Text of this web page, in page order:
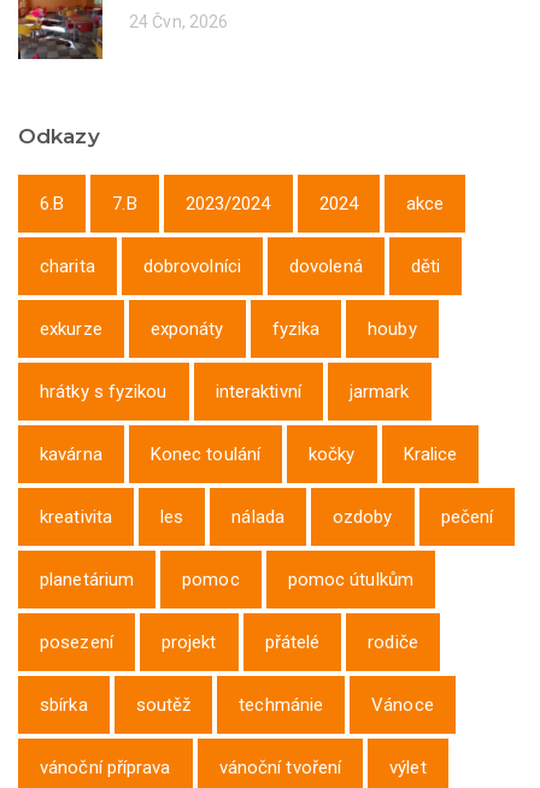
24 Čvn, 2026
Odkazy
6.B 7.B 2023/2024 2024 akce
charita dobrovolníci dovolená děti
exkurze exponáty fyzika houby
hrátky s fyzikou interaktivní jarmark
kavárna Konec toulání kočky Kralice
kreativita les nálada ozdoby pečení
planetárium pomoc pomoc útulkům
posezení projekt přátelé rodiče
sbírka soutěž techmánie Vánoce
vánoční příprava vánoční tvoření výlet